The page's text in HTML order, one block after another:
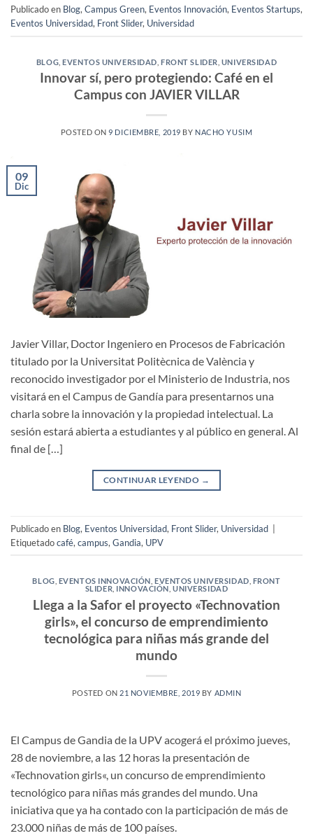
Publicado en Blog, Campus Green, Eventos Innovación, Eventos Startups,
Eventos Universidad, Front Slider, Universidad
BLOG ,EVENTOS UNIVERSIDAD ,FRONT SLIDER UNIVERSIDAD
Innovar sí, pero protegiendo: Café en el
Campus con JAVIER VILLAR
POSTED ON9 DICIEMBRE, 2019 BY NACHO YUSIM
09
Dic
Javier Villar, Doctor Ingeniero en Procesos de Fabricación
titulado por la Universitat Politècnica de València y
reconocido investigador por el Ministerio de Industria, nos
visitará en el Campus de Gandía para presentarnos una
charla sobre la innovación y la propiedad intelectual. La
sesión estará abierta a estudiantes y al público en general. Al
final de […]
CONTINUAR LEYENDO →
Publicado en Blog, Eventos Universidad, Front Slider, Universidad
Etiquetadocafé, campus, Gandia, UPV
BLOG EVENTOS INNOVACIÓN EVENTOS UNIVERSIDAD FRONT
SLIDER INNOVACIÓN ,UNIVERSIDAD
Llega a la Safor el proyecto «Technovation
girls», el concurso de emprendimiento
tecnológica para niñas más grande del
mundo
POSTED ON 21 NOVIEMBRE, 2019 BY ADMIN
El Campus de Gandia de la UPV acogerá el próximo jueves,
28 de noviembre, a las 12 horas la presentación de
«Technovation girls«, un concurso de emprendimiento
tecnológico para niñas más grandes del mundo. Una
iniciativa que ya ha contado con la participación de más de
23.000 niñas de más de 100 países.